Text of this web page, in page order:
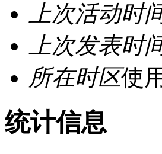
上次活动时
上次发表时
所在时区使
统计信息